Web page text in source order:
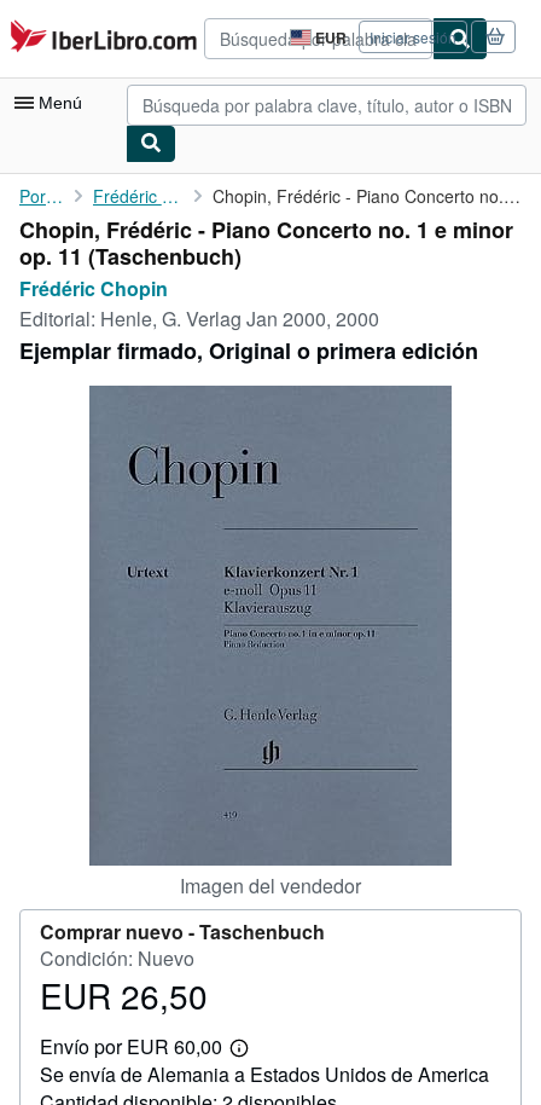
Pasar al contenido principal
IberLibro.com EUR
Preferencias
de
compra
del
Iniciar sesión
Menú
Mi cuenta
Consultar mis pedidos
Búsqueda avanzada
Colecciones
Libros antiguos
Comenzar a vender
CERRAR
Portada Frédéric Chopin Chopin, Frédéric - Piano Concerto no. 1 e minor op. 11
Chopin, Frédéric - Piano Concerto no. 1 e minor
op. 11 (Taschenbuch)
Frédéric Chopin
Editorial: Henle, G. Verlag Jan 2000, 2000
Ejemplar firmado, Original o primera edición
Imagen del vendedor
Comprar nuevo -Taschenbuch
Condición: Nuevo
Precio
26,50
EUR 26,50
Envío por EUR 60,00
Más
información
sobre
Se envía de Alemania a Estados Unidos de America